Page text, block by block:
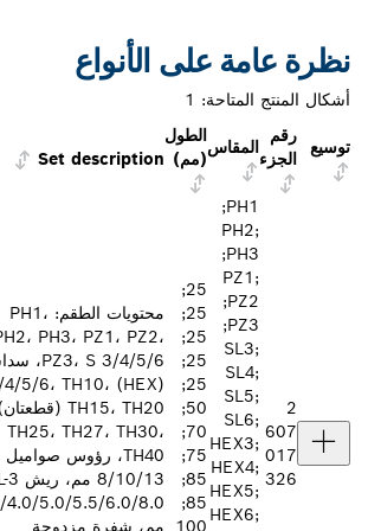
عامة على الأنواع
المنتج المتاحة: 1
الجزء
المقاس
الطول
(مم) Set description
607
017
326
PH1‏;
PH2;
PH3‏;
PZ1;
PZ2‏;
PZ3‏;
SL3;
SL4;
SL5;
SL6;
HEX3;
HEX4;
HEX5;
HEX6;
75;
85;
85;
100
محتويات الطقم: PH1،
PH2، PH3، PZ1، PZ2،
PZ3، S 3/4/5/6، سداسي
(HEX) 3/4/5/6، TH10،
TH15، TH20 (قطعتان)،
TH25، TH27، TH30،
TH40، رؤوس صواميل
8/10/13 مم، ريش CYL-3
3.0/4.0/5.0/5.5/6.0/8.0
مم، شفرة مزدوجة